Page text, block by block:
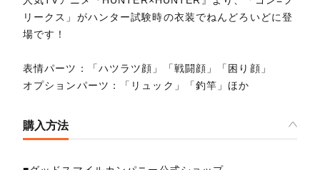
リークス」がハンター試験時の衣装でねんどろいどに登
場です！
表情パーツ：「ハツラツ顔」「戦闘顔」「困り顔」
オプションパーツ：「リュック」「釣竿」ほか
購入方法